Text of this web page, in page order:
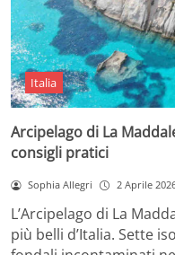
Italia
Arcipelago di La
consigli pratici
Sophia Allegri 2 Aprile
L’Arcipelago di La
più belli d’Italia. Sette